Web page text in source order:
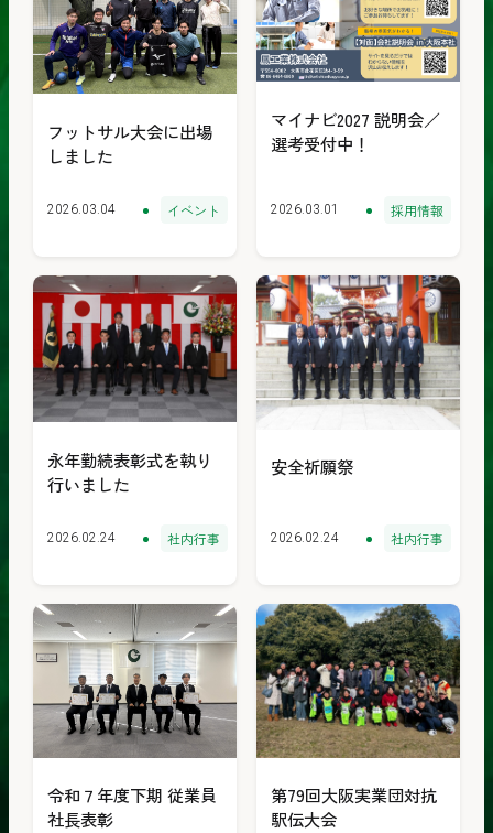
り
込
み
ー
で
絞
り
込
み
フットサル大会に出場
しました
2026.03.04 イベント
マイナビ2027 説明会／
選考受付中！
2026.03.01 採用情報
永年勤続表彰式を執り
行いました
2026.02.24 社内行事
安全祈願祭
2026.02.24 社内行事
令和７年度下期 従業員
社長表彰
第79回大阪実業団対抗
駅伝大会